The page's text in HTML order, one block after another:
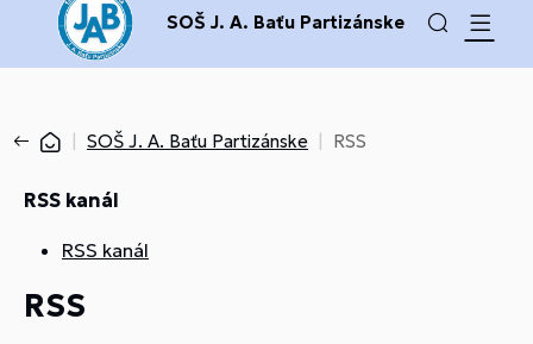
SOŠ J. A. Baťu Partizánske
SOŠ J. A. Baťu Partizánske RSS
RSS kanál
RSS kanál
RSS